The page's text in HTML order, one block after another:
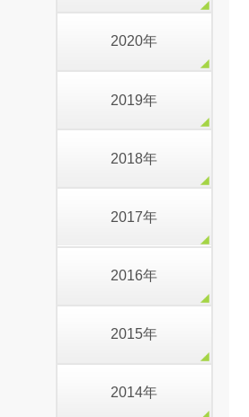
2020年
2019年
2018年
2017年
2016年
2015年
2014年